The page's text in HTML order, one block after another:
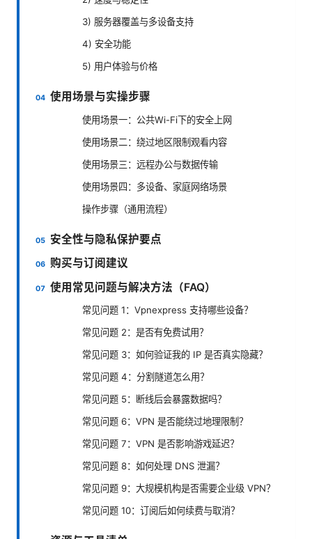
3) 服务器覆盖与多设备支持
4) 安全功能
5) 用户体验与价格
使用场景与实操步骤
使用场景一：公共Wi-Fi下的安全上网
使用场景二：绕过地区限制观看内容
使用场景三：远程办公与数据传输
使用场景四：多设备、家庭网络场景
操作步骤（通用流程）
安全性与隐私保护要点
购买与订阅建议
使用常见问题与解决方法（FAQ）
常见问题 1：Vpnexpress 支持哪些设备？
常见问题 2：是否有免费试用？
常见问题 3：如何验证我的 IP 是否真实隐藏？
常见问题 4：分割隧道怎么用？
常见问题 5：断线后会暴露数据吗？
常见问题 6：VPN 是否能绕过地理限制？
常见问题 7：VPN 是否影响游戏延迟？
常见问题 8：如何处理 DNS 泄漏？
常见问题 9：大规模机构是否需要企业级 VPN？
常见问题 10：订阅后如何续费与取消？